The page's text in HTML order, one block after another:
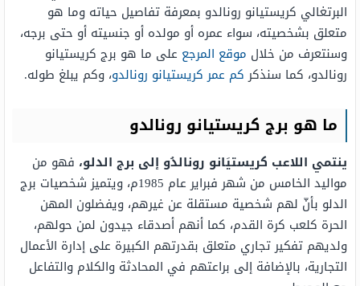
البرتغالي كريستيانو رونالدو بمعرفة تفاصيل حياته وما هو
متعلق بشخصيته، سواء عمره أو مولده أو جنسيته أو حتى برجه،
وسنتعرف من خلال موقع المرجع على ما هو برج كريستيانو
رونالدو، كما سنذكركم عمر كريستيانو رونالدو، وكم يبلغ طوله.
ما هو برج كريستيانو رونالدو
ينتمي اللاعب كريستيَانو رونالدُو إلى برج الدلو، فهو من
مواليد الخامس من شهر فبراير عام 1985م، ويتميز شخصيات برج
الدلو بأنّ لهم شخصية مستقلة عن غيرهم، ويفضلون المهن
الحرة كلعب كرة القدم، كما أنهم أصدقاء جيدون لمن حولهم،
ولديهم تفكير تجاري متعلق بقدرتهم الكبيرة على إدارة الأعمال
التجارية، بالإضافة إلى براعتهم في المحادثة والكلام والتفاعل